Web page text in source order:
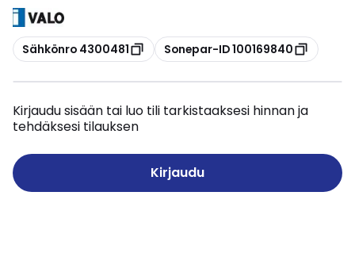
Kopioi
Sähkönro 4300481 Kopioi
Sonepar-ID 100169840
Kirjaudu sisään tai luo tili tarkistaaksesi hinnan ja
tehdäksesi tilauksen
Kirjaudu